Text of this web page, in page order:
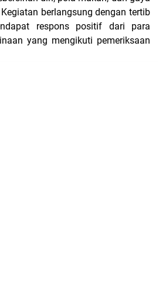
berlangsung dengan tertib
respons positif dari para
yang mengikuti pemeriksaan